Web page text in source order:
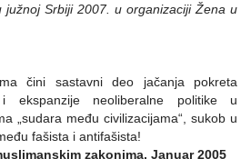
južnoj Srbiji 2007. u organizaciji Žena u
čini sastavni deo jačanja pokreta
ekspanzije neoliberalne politike u
„sudara među civilizacijama“, sukob u
fašista i antifašista!
zakonima, Januar 2005